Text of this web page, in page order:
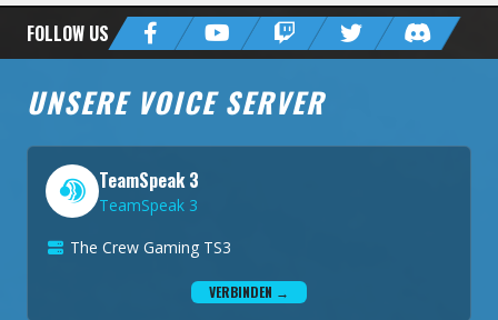
FOLLOW US
UNSERE VOICE SERVER
TeamSpeak 3
TeamSpeak 3
The Crew Gaming TS3
VERBINDEN →